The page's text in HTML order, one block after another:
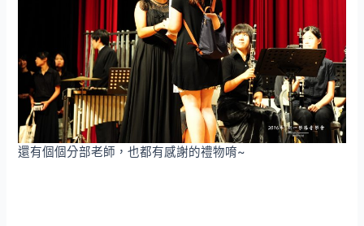
還有個個分部老師，也都有感謝的禮物唷~